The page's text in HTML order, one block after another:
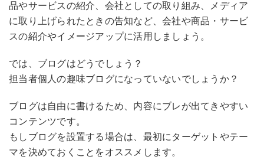
品やサービスの紹介、会社としての取り組み、メディア
に取り上げられたときの告知など、会社や商品・サービ
スの紹介やイメージアップに活用しましょう。
では、ブログはどうでしょう？
担当者個人の趣味ブログになっていないでしょうか？
ブログは自由に書けるため、内容にブレが出てきやすい
コンテンツです。
もしブログを設置する場合は、最初にターゲットやテー
マを決めておくことをオススメします。